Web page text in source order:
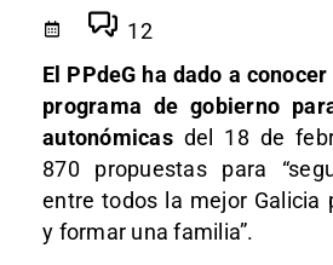
12
El PPdeG ha dado a
programa de gobierno
autonómicasdel 18 de
870 propuestas para
entre todos la mejor Galicia
y formar una familia”.